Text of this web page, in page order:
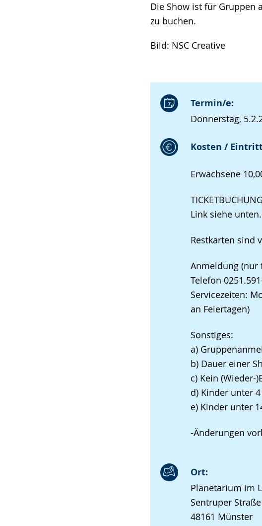
Die Show ist für Gruppen
zu buchen.
Bild: NSC Creative
Termin/e:
Donnerstag,
Kosten /
Erwachsene
TICKETBUCHUNG
Link siehe unten.
Restkarten sind
Anmeldung
Telefon
Servicezeiten:
an Feiertagen)
Sonstiges:
a)
b) Dauer einer
c) Kein (Wieder-
d) Kinder unter
e) Kinder unter
-Änderungen
Ort:
Planetarium im
Sentruper
48161 Münster